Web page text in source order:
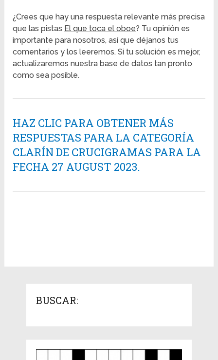
¿Crees que hay una respuesta relevante más precisa
que las pistas El que toca el oboe? Tu opinión es
importante para nosotros, así que déjanos tus
comentarios y los leeremos. Si tu solución es mejor,
actualizaremos nuestra base de datos tan pronto
como sea posible.
HAZ CLIC PARA OBTENER MÁS
RESPUESTAS PARA LA CATEGORÍA
CLARÍN DE CRUCIGRAMAS PARA LA
FECHA 27 AUGUST 2023.
BUSCAR: